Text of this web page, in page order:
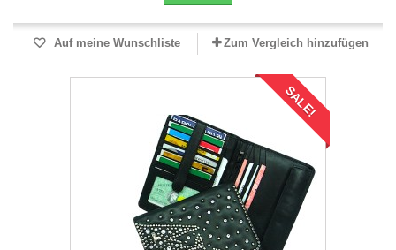
Auf meine Wunschliste Zum Vergleich hinzufügen
SALE!